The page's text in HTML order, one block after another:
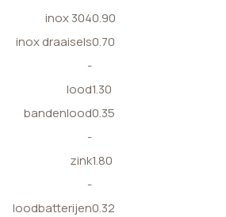
inox 3040.90
inox draaisels0.70
-
lood1.30
bandenlood0.35
-
zink1.80
-
loodbatterijen0.32